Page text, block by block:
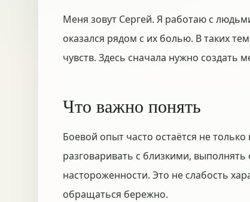
Меня зовут Сергей. Я работаю с
оказался рядом с их болью. В таких
чувств. Здесь сначала нужно создать
Что важно понять
Боевой опыт часто остаётся не
разговаривать с близкими,
настороженности. Это не слабость
обращаться бережно.